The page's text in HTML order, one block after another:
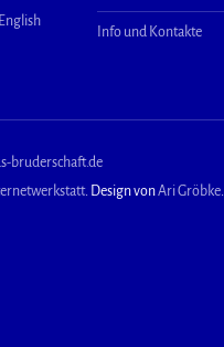
Info und Kontakte
bruderschaft.de
. Design vonAri Gröbke.